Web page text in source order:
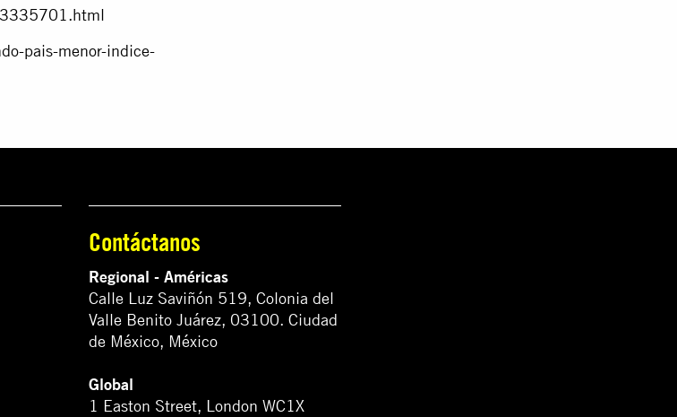
pais-menor-indice-
Contáctanos
Regional - Américas
Calle Luz Saviñón 519, Colonia del
Valle Benito Juárez, 03100. Ciudad
de México, México
Global
1 Easton Street, London WC1X